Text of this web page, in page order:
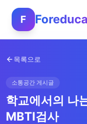
F
목록으로
소통공간 게시글
학교에서의 나
MBTI검사